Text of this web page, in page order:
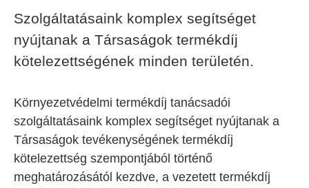
Szolgáltatásaink komplex segítséget
nyújtanak a Társaságok termékdíj
kötelezettségének minden területén.
Környezetvédelmi termékdíj tanácsadói
szolgáltatásaink komplex segítséget nyújtanak a
Társaságok tevékenységének termékdíj
kötelezettség szempontjából történő
meghatározásától kezdve, a vezetett termékdíj